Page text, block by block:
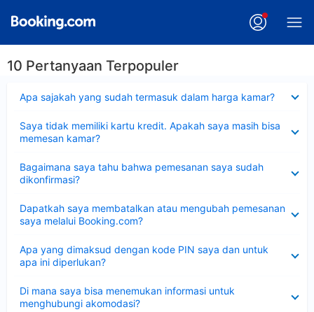
10 Pertanyaan Terpopuler
Apa sajakah yang sudah termasuk dalam harga kamar?
Saya tidak memiliki kartu kredit. Apakah saya masih bisa
memesan kamar?
Bagaimana saya tahu bahwa pemesanan saya sudah
dikonfirmasi?
Dapatkah saya membatalkan atau mengubah pemesanan
saya melalui Booking.com?
Apa yang dimaksud dengan kode PIN saya dan untuk
apa ini diperlukan?
Di mana saya bisa menemukan informasi untuk
menghubungi akomodasi?